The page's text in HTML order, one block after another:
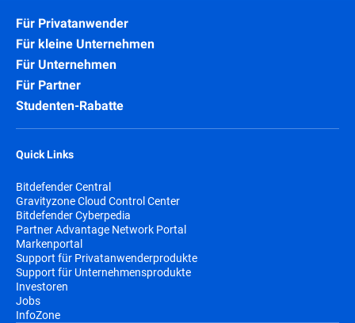
Für Privatanwender
Für kleine Unternehmen
Für Unternehmen
Für Partner
Studenten-Rabatte
Quick Links
Bitdefender Central
Gravityzone Cloud Control Center
Bitdefender Cyberpedia
Partner Advantage Network Portal
Markenportal
Support für Privatanwenderprodukte
Support für Unternehmensprodukte
Investoren
Jobs
InfoZone